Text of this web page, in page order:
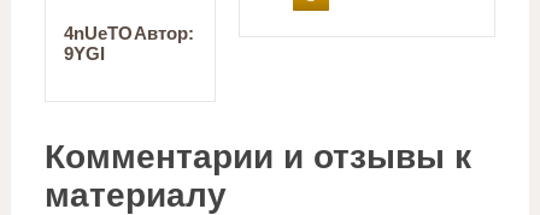
Автор:
4nUeTO
9YGI
Комментарии и отзывы к
материалу